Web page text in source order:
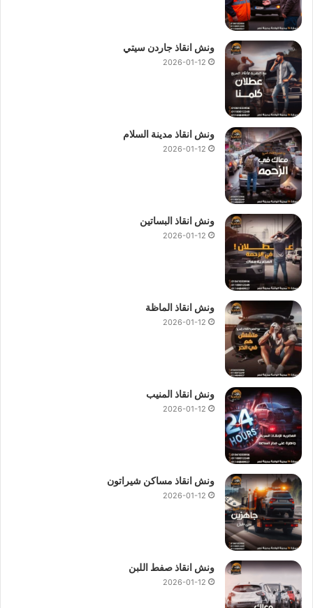
ونش انقاذ جاردن سيتي
2026-01-12
ونش انقاذ مدينة السلام
2026-01-12
ونش انقاذ البساتين
2026-01-12
ونش انقاذ الماظة
2026-01-12
ونش انقاذ المنيب
2026-01-12
ونش انقاذ مساكن شيراتون
2026-01-12
ونش انقاذ صفط اللبن
2026-01-12